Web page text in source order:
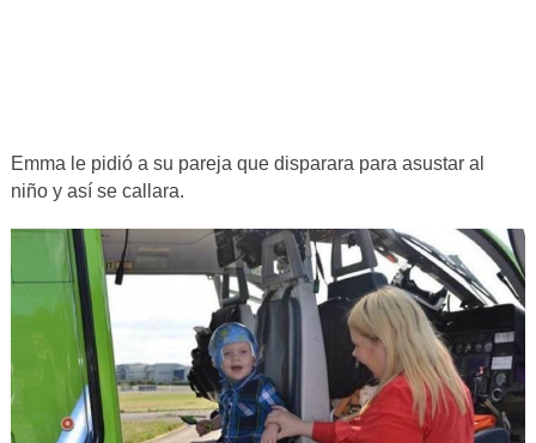
Emma le pidió a su pareja que disparara para asustar al
niño y así se callara.